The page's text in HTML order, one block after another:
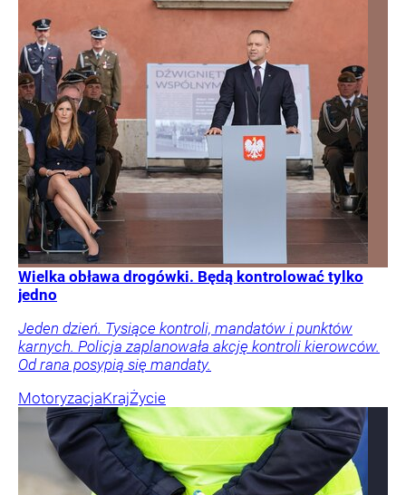
Wielka obława drogówki. Będą kontrolować tylko
jedno
Jeden dzień. Tysiące kontroli, mandatów i punktów
karnych. Policja zaplanowała akcję kontroli kierowców.
Od rana posypią się mandaty.
MotoryzacjaKrajŻycie